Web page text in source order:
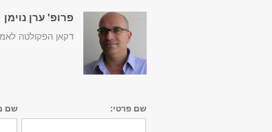
פרופ' ערן נוימן
דקאן הפקולטה
שם פרטי: שם